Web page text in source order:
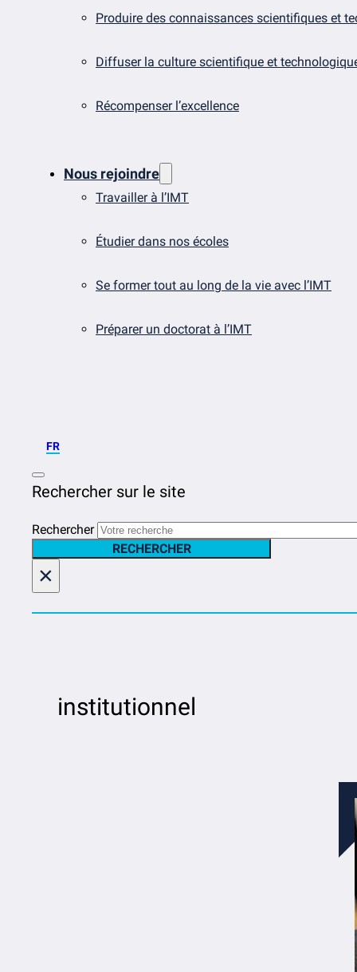
Produire des connaissances scientifiques et
Diffuser la culture scientifique et
Récompenser l’excellence
Nous rejoindre
Travailler à l’IMT
Étudier dans nos écoles
Se former tout au long de la vie avec l’IMT
Préparer un doctorat à l’IMT
FR
Rechercher sur le site
Rechercher
RECHERCHER
×
institutionnel